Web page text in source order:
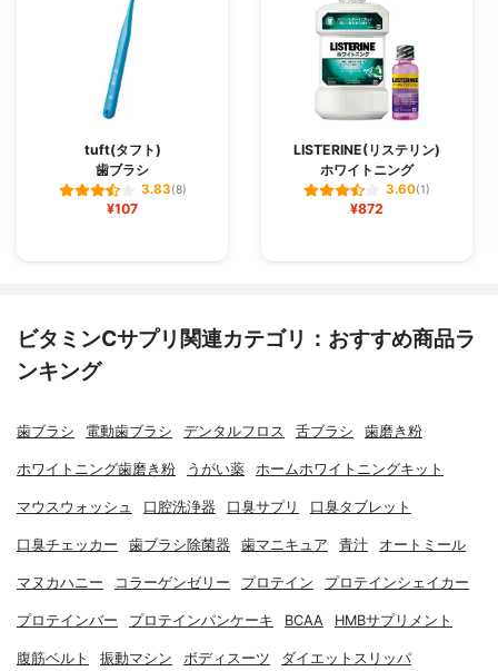
tuft(タフト)
歯ブラシ
3.83(8)
¥107
LISTERINE(リステリン)
ホワイトニング
3.60(1)
¥872
ビタミンCサプリ関連カテゴリ：おすすめ商品ラ
ンキング
歯ブラシ 電動歯ブラシ デンタルフロス 舌ブラシ 歯磨き粉
ホワイトニング歯磨き粉 うがい薬 ホームホワイトニングキット
マウスウォッシュ 口腔洗浄器 口臭サプリ 口臭タブレット
口臭チェッカー 歯ブラシ除菌器 歯マニキュア 青汁 オートミール
マヌカハニー コラーゲンゼリー プロテイン プロテインシェイカー
プロテインバー プロテインパンケーキ BCAA HMBサプリメント
腹筋ベルト 振動マシン ボディスーツ ダイエットスリッパ